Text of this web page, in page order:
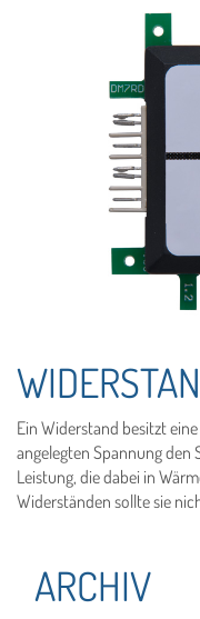
Ein Widerstand besitzt
angelegten Spannung
Leistung, die dabei in
Widerständen sollte sie
ARCHIV